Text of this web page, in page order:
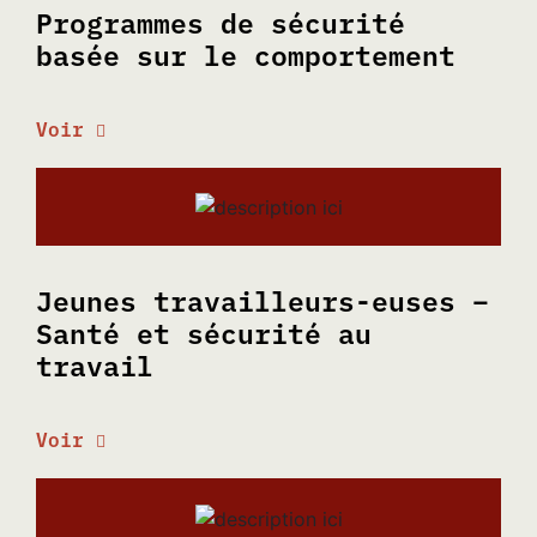
Programmes de sécurité
basée sur le comportement
Voir
Jeunes travailleurs-euses –
Santé et sécurité au
travail
Voir